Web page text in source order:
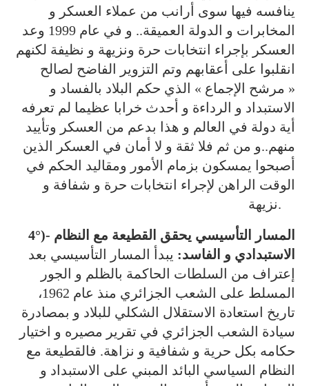
ينافسه فيها سوى أرانب من عملاء العسكر و
المخابرات و الدولة العميقة.. و في عام 1999 وعد
العسكر بإجراء انتخابات حرة ونزيهة و نظيفة لكنهم
انقلبوا على أعقابهم وتم التزوير الفاضح لصالح
« مرشح الإجماع » الذي حكم البلاد بالفساد و
الاستبداد و الرداءة و أحدث خرابا عظيما لم تعرفه
أية دولة في العالم و هذا بدعم من العسكر وتأييد
منهم..و من ثم فلا ثقة و لا أمان في العسكر الذين
أصبحوا يمسكون بزمام الأمور ومقاليد الحكم في
الوقت الراهن لإجراء انتخابات حرة و شفافة و
نزيهة.
4°)- المسار التأسيسي يحقق القطيعة مع النظام
الاستبدادي و الفاسد: يبدأ المسار التأسيسي بعد
إعتراف من السلطات الحاكمة بالظلم و الجور
المسلط على الشعب الجزائري منذ عام 1962،
تاريخ استعادة الاستقلال الشكلي للبلاد و بمصادرة
سيادة الشعب الجزائري في تقرير مصيره و اختيار
حكامه بكل حرية و شفافية و نزاهة. فالقطيعة مع
النظام السياسي البائد المبني على الاستبداد و